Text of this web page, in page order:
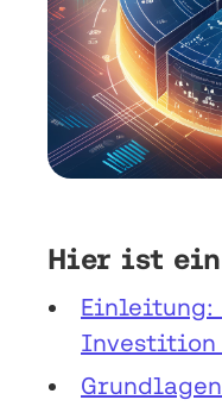
Hier ist ein
Einleitung:
Investition